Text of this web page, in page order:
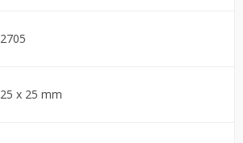
2705
25 x 25 mm